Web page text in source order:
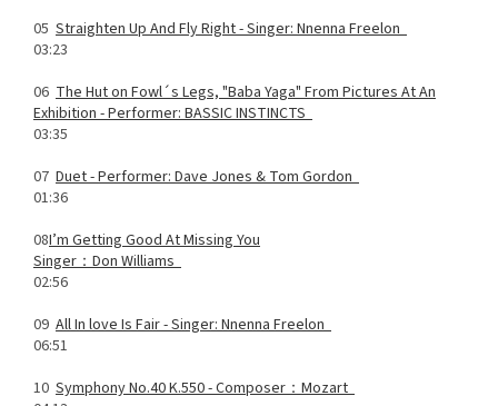
05 Straighten Up And Fly Right -Singer: Nnenna Freelon
03:23
06 The Hut on Fowl´s Legs, "Baba Yaga" From Pictures At An
Exhibition -Performer: BASSIC INSTINCTS
03:35
07 Duet -Performer: Dave Jones & Tom Gordon
01:36
08I’m Getting Good At Missing You
Singer：Don Williams
02:56
09 All In love Is Fair -Singer: Nnenna Freelon
06:51
10 Symphony No.40 K.550 -Composer：Mozart